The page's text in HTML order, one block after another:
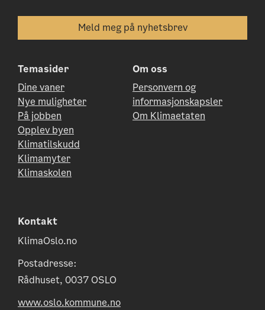
Temasider
Dine vaner
Nye muligheter
På jobben
Opplev byen
Klimatilskudd
Klimamyter
Klimaskolen
Om oss
Personvern og
informasjonskapsler
Om Klimaetaten
Kontakt
KlimaOslo.no
Postadresse:
Rådhuset, 0037 OSLO
www.oslo.kommune.no